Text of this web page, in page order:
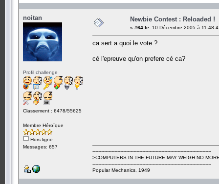
noitan
Profil challenge
Classement : 6478/55625
Membre Héroïque
Hors ligne
Messages: 657
Newbie Contest : Reloaded !
« #64 le: 10 Décembre 2005 à
ca sert a quoi le vote ?
cé l'epreuve qu'on prefere cé ca?
---------------------------------------------------------------------------------
>COMPUTERS IN THE FUTURE MAY WEIGH NO
---------------------------------------------------------------------------------
Popular Mechanics, 1949